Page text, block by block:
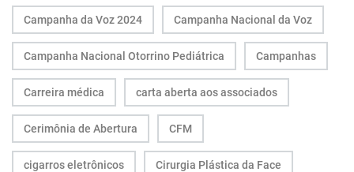
Campanha da Voz 2024 Campanha Nacional da Voz
Campanha Nacional Otorrino Pediátrica Campanhas
Carreira médica carta aberta aos associados
Cerimônia de Abertura CFM
cigarros eletrônicos Cirurgia Plástica da Face